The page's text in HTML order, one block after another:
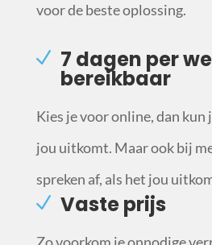
voor de beste oplossing.
7 dagen per
bereikbaar
Kies je voor online, dan kun
jou uitkomt. Maar ook bij
spreken af, als het jou
Vaste prijs